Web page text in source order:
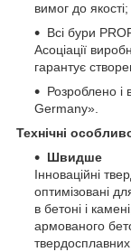
вимог до якості;
Всі бури
Асоціації
гарантує
Розроблено і
Germany».
Технічні
Швидше
Інноваційні
оптимізовані
в бетоні і
армованого